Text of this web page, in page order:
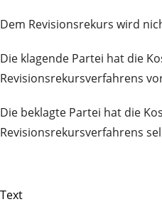
Dem Revisionsrekurs wird
Die klagende Partei hat die
Revisionsrekursverfahrens
Die beklagte Partei hat die
Revisionsrekursverfahrens
Text